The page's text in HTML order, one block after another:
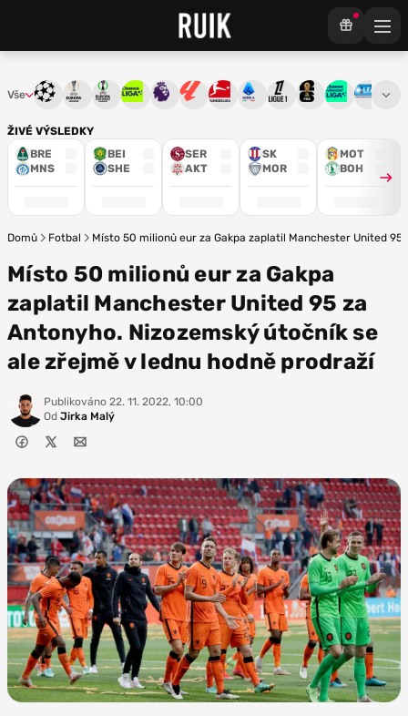
ŽIVÉ VÝSLEDKY
BRE
MNS
BEI
SHE
SER
AKT
SK
MOR
MOT
BOH
Vše Liga mistrůEvropská liga
Konferenční liga
Chance ligaPremier League
La LigaBundesliga
Serie ALigue 1Mistrovství světa
Chance3. ČFL
Domů Fotbal Místo 50 milionů eur za Gakpa zaplatil Manchester United
Místo 50 milionů eur za Gakpa
zaplatil Manchester United 95 za
Antonyho. Nizozemský útočník se
ale zřejmě v lednu hodně prodraží
Publikováno 22. 11. 2022, 10:00
Od Jirka Malý